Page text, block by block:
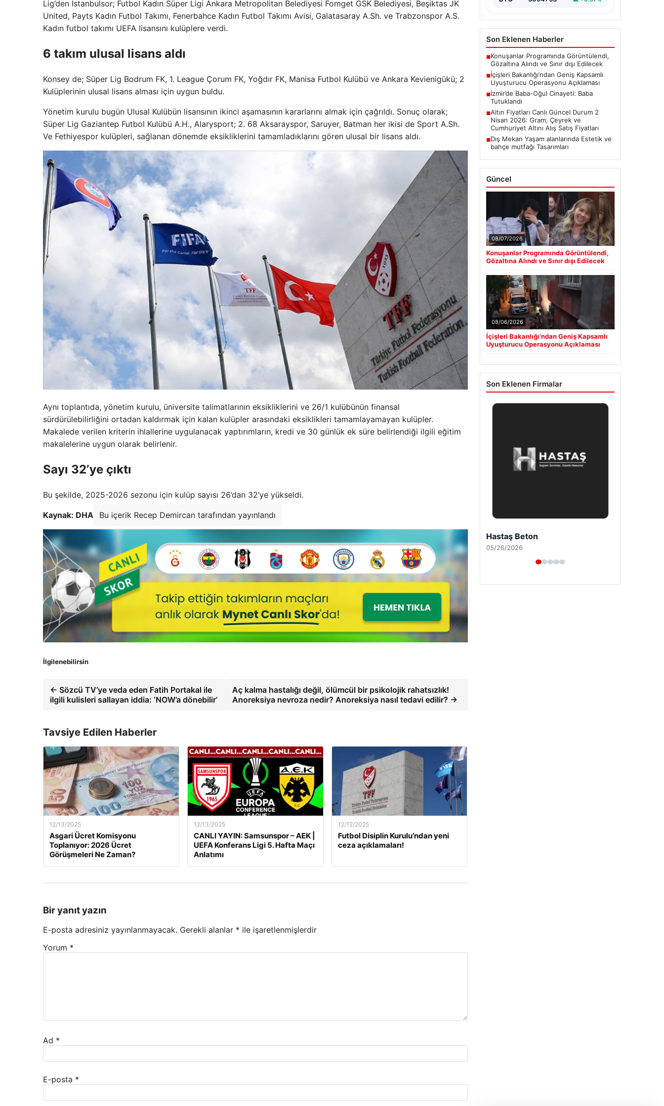
Lig’den İstanbulsor; Futbol Kadın Süper Ligi Ankara Metropolitan Belediyesi Fomget GSK Belediyesi, Beşiktas JK
United, Payts Kadın Futbol Takımı, Fenerbahce Kadın Futbol Takımı Avisi, Galatasaray A.Sh. ve Trabzonspor A.S.
Kadın futbol takımı UEFA lisansını kulüplere verdi.
6 takım ulusal lisans aldı
Konsey de; Süper Lig Bodrum FK, 1. League Çorum FK, Yoğdır FK, Manisa Futbol Kulübü ve Ankara Kevienigükü; 2
Kulüplerinin ulusal lisans alması için uygun buldu.
Yönetim kurulu bugün Ulusal Kulübün lisansının ikinci aşamasının kararlarını almak için çağrıldı. Sonuç olarak;
Süper Lig Gaziantep Futbol Kulübü A.H., Alarysport; 2. 68 Aksarayspor, Saruyer, Batman her ikisi de Sport A.Sh.
Ve Fethiyespor kulüpleri, sağlanan dönemde eksikliklerini tamamladıklarını gören ulusal bir lisans aldı.
Aynı toplantıda, yönetim kurulu, üniversite talimatlarının eksikliklerini ve 26/1 kulübünün finansal
sürdürülebilirliğini ortadan kaldırmak için kalan kulüpler arasındaki eksiklikleri tamamlayamayan kulüpler.
Makalede verilen kriterin ihlallerine uygulanacak yaptırımların, kredi ve 30 günlük ek süre belirlendiği ilgili eğitim
makalelerine uygun olarak belirlenir.
Sayı 32’ye çıktı
Bu şekilde, 2025-2026 sezonu için kulüp sayısı 26’dan 32’ye yükseldi.
Kaynak: DHA Bu içerik Recep Demircan tarafından yayınlandı
İlgilenebilirsin
← Sözcü TV’ye veda eden Fatih Portakal ile
ilgili kulisleri sallayan iddia: ‘NOW’a dönebilir’
Aç kalma hastalığı değil, ölümcül bir psikolojik rahatsızlık!
Anoreksiya nevroza nedir? Anoreksiya nasıl tedavi edilir? →
Tavsiye Edilen Haberler
12/13/2025
Asgari Ücret Komisyonu
Toplanıyor: 2026 Ücret
Görüşmeleri Ne Zaman?
12/13/2025
CANLI YAYIN: Samsunspor – AEK |
UEFA Konferans Ligi 5. Hafta Maçı
Anlatımı
12/12/2025
Futbol Disiplin Kurulu’ndan yeni
ceza açıklamaları!
Bir yanıt yazın
E-posta adresiniz yayınlanmayacak. Gerekli alanlar * ile işaretlenmişlerdir
Yorum *
Ad *
E-posta *
Son Eklenen Haberler
■Konuşanlar Programında Görüntülendi,
Gözaltına Alındı ve Sınır dışı Edilecek
■İçişleri Bakanlığı’ndan Geniş Kapsamlı
Uyuşturucu Operasyonu Açıklaması
■İzmir’de Baba-Oğul Cinayeti: Baba
Tutuklandı
■Altın Fiyatları Canlı Güncel Durum 2
Nisan 2026: Gram, Çeyrek ve
Cumhuriyet Altını Alış Satış Fiyatları
■Dış Mekan Yaşam alanlarında Estetik ve
bahçe mutfağı Tasarımları
Güncel
08/07/2026
Konuşanlar Programında Görüntülendi,
Gözaltına Alındı ve Sınır dışı Edilecek
08/06/2026
İçişleri Bakanlığı’ndan Geniş Kapsamlı
Uyuşturucu Operasyonu Açıklaması
Son Eklenen Firmalar
Enes Kaplan Avukatlık Bürosu
04/28/2026